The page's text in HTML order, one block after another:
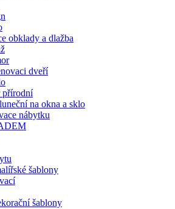
obklady a dlažba
dveří
přírodní
na okna a sklo
nábytku
šablony
šablony